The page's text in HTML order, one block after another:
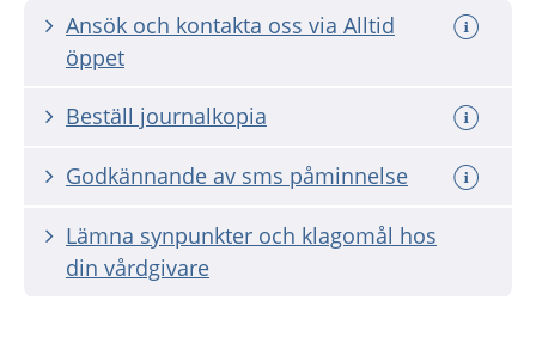
Ansök och kontakta oss via Alltid
öppet
Beställ journalkopia
Godkännande av sms påminnelse
Lämna synpunkter och klagomål hos
din vårdgivare